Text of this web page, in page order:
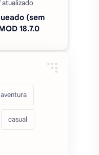
(sem
18.7.0
aventura
casual